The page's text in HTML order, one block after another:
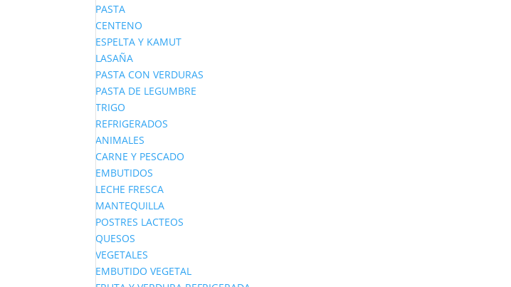
PASTA
CENTENO
ESPELTA Y KAMUT
LASAÑA
PASTA CON VERDURAS
PASTA DE LEGUMBRE
TRIGO
REFRIGERADOS
ANIMALES
CARNE Y PESCADO
EMBUTIDOS
LECHE FRESCA
MANTEQUILLA
POSTRES LACTEOS
QUESOS
VEGETALES
EMBUTIDO VEGETAL